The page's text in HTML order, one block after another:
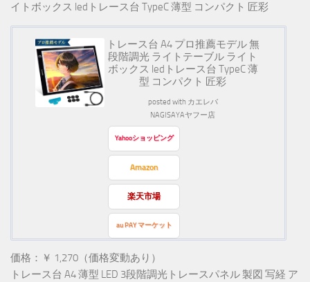
イトボックス ledトレース台 TypeC 薄型 コンパクト 匠彩
トレース台 A4 プロ推薦モデル 無
段階調光 ライトテーブル ライト
ボックス ledトレース台 TypeC 薄
型 コンパクト 匠彩
posted with カエレバ
NAGISAYAヤフー店
Yahooショッピング
Amazon
楽天市場
au PAY マーケット
価格：￥ 1,270（価格変動あり）
トレース台 A4 薄型 LED 3段階調光トレースパネル 製図 写経 ア